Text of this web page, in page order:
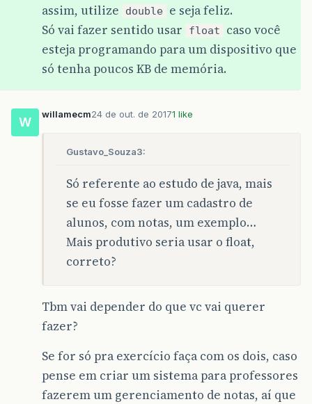
assim, utilize double e seja feliz.
Só vai fazer sentido usar
float
caso você
esteja programando para um dispositivo que
só tenha poucos KB de memória.
W
willamecm24 de out. de 20171 like
Gustavo_Souza3:
Só referente ao estudo de java, mais
se eu fosse fazer um cadastro de
alunos, com notas, um exemplo…
Mais produtivo seria usar o float,
correto?
Tbm vai depender do que vc vai querer
fazer?
Se for só pra exercício faça com os dois, caso
pense em criar um sistema para professores
fazerem um gerenciamento de notas, aí que